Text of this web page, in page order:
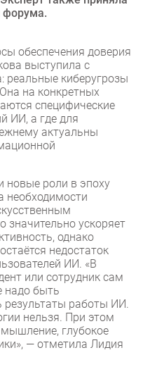
форума.
обеспечения доверия
выступила с
реальные киберугрозы
на конкретных
специфические
ИИ, а где для
актуальны
новые роли в эпоху
необходимости
значительно ускоряет
однако
недостаток
ИИ. «В
или сотрудник сам
надо быть
результаты работы ИИ.
нельзя. При этом
глубокое
— отметила Лидия